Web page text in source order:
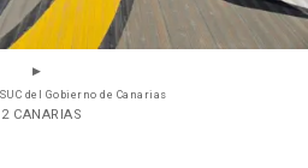
del Gobierno de Canarias
CANARIAS